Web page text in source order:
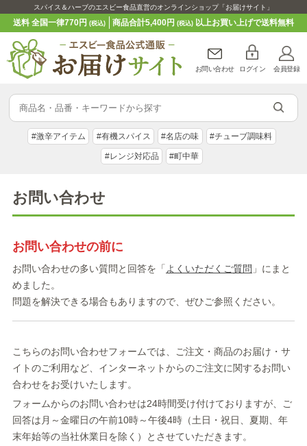
スパイス＆ハーブのエスビー食品直営のオンラインショップ「お届けサイト」
送料 全国一律770円(税込) 商品合計5,400円 (税込)以上お買い上げで送料無料
お問い合わせ ログイン 会員登録
#激辛アイテム #有機スパイス #名店の味 #チューブ調味料
#レンジ対応品 #町中華
お問い合わせ
お問い合わせの前に
お問い合わせの多い質問と回答を「 よくいただくご質問 」にまと
めました。
問題を解決できる場合もありますので、ぜひご参照ください。
こちらのお問い合わせフォームでは、ご注文・商品のお届け・サ
イトのご利用など、インターネットからのご注文に関するお問い
合わせをお受けいたします。
フォームからのお問い合わせは24時間受け付けておりますが、ご
回答は月～金曜日の午前10時～午後4時（土日・祝日、夏期、年
末年始等の当社休業日を除く）とさせていただきます。